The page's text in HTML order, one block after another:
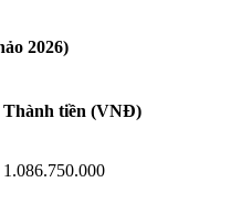
2026)
Thành tiền (VNĐ)
1.086.750.000